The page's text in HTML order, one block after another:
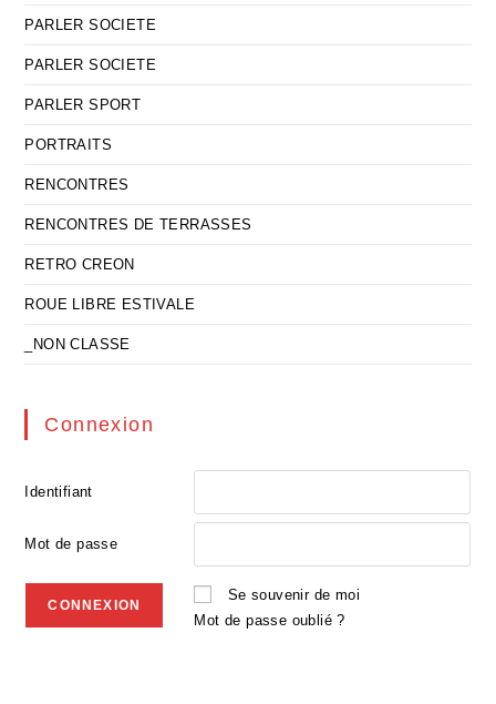
PARLER SOCIETE
PARLER SOCIETE
PARLER SPORT
PORTRAITS
RENCONTRES
RENCONTRES DE TERRASSES
RETRO CREON
ROUE LIBRE ESTIVALE
_NON CLASSE
Connexion
Identifiant
Mot de passe
Se souvenir de moi
Mot de passe oublié ?